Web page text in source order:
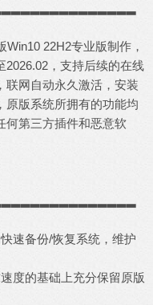
22H2专业版制作，
2026.02，支持后续的在线
联网自动永久激活，安装
原版系统所拥有的功能均
何第三方插件和恶意软
速备份/恢复系统，维护
度的基础上充分保留原版